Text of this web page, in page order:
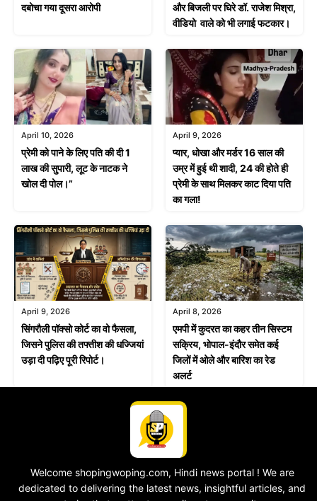
दबोचा गया दूसरा आरोपी
और बिजली पर घिरे डॉ. राजेश मिश्रा,
वीडियो वाले को भी लगाई फटकार।
April 10, 2026
प्रेमी को पाने के लिए पति की दी 1
लाख की सुपारी, लूट के नाटक ने
खोल दी पोल।”
April 9, 2026
प्यार, धोखा और मर्डर 16 साल की
उम्र में हुई थी शादी, 24 की होते ही
प्रेमी के साथ मिलकर काट दिया पति
का गला!
April 9, 2026
सिंगरौली पॉक्सो कोर्ट का वो फैसला,
जिसने पुलिस की तफ्तीश की धज्जियां
उड़ा दी पढ़िए पूरी रिपोर्ट।
April 8, 2026
एमपी में कुदरत का कहर तीन सिस्टम
सक्रिय, भोपाल-इंदौर समेत कई
जिलों में ओले और बारिश का रेड
अलर्ट
Welcome shopingwoping.com, Hindi news portal ! We are
dedicated to delivering the latest news, insightful articles, and